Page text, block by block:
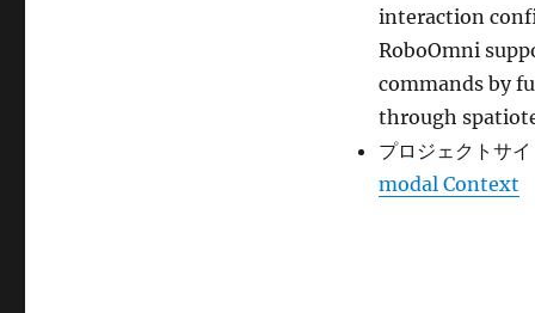
interaction
RoboOmni
commands by
through
プロジェクトサ
modal Context